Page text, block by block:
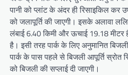
पानी को प्लांट के अंदर ही रिसाइकिल कर
को जलापूर्ति की जाएगी। इसके अलावा
लंबाई 6.40 किमी और ऊचाई 19.18 मीटर
है। इसी तरह पार्क के लिए अनुमानित
पार्क के पास पहले से बिजली आपूर्ति स्रोत
को बिजली की सप्लाई दी जाएगी।